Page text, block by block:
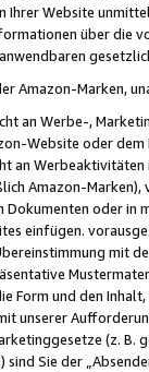
Ihrer Website
über die
Amazon-Marken,
an Werbe-,
Website oder
an
Amazon-
Dokumenten oder in
einfügen.
mit
Form und den
unserer
(z. B.
Sie der